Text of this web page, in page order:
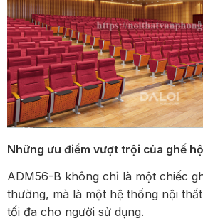
Những ưu điểm vượt trội của ghế
ADM56-B không chỉ là một chiếc
thường, mà là một hệ thống nội
tối đa cho người sử dụng.